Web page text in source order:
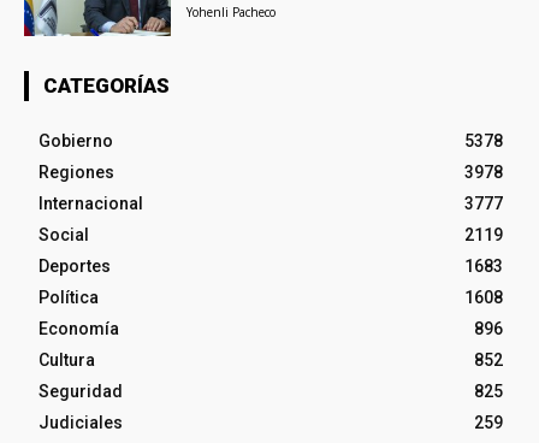
Yohenli Pacheco
CATEGORÍAS
Gobierno
5378
Regiones
3978
Internacional
3777
Social
2119
Deportes
1683
Política
1608
Economía
896
Cultura
852
Seguridad
825
Judiciales
259